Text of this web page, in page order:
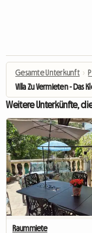
Gesamte Unterkunft ›
Villa Zu Vermieten - Das
Weitere Unterkünfte,
Raummiete